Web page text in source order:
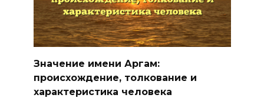
Значение имени Аргам:
происхождение, толкование и
характеристика человека